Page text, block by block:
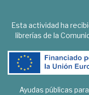
Esta actividad ha
librerías de la
Ayudas públicas